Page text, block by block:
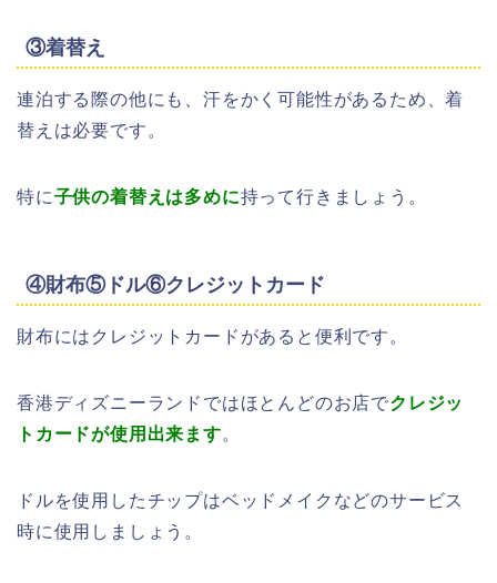
③着替え
連泊する際の他にも、汗をかく可能性があるため、着
替えは必要です。
特に子供の着替えは多めに持って行きましょう。
④財布⑤ドル⑥クレジットカード
財布にはクレジットカードがあると便利です。
香港ディズニーランドではほとんどのお店でクレジッ
トカードが使用出来ます。
ドルを使用したチップはベッドメイクなどのサービス
時に使用しましょう。